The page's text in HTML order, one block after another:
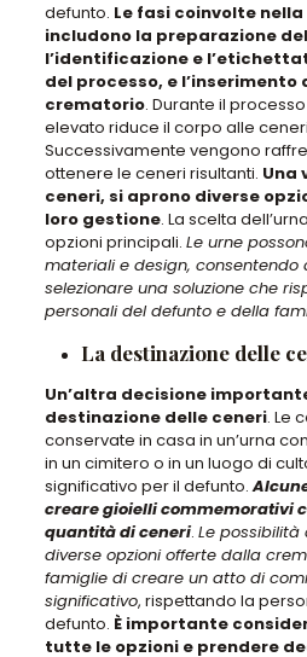
defunto. Le fasi coinvolte
includono la preparazione
l’identificazione e
del processo, e l’inserimento
crematorio. Durante il
elevato riduce il corpo alle
Successivamente vengono
ottenere le ceneri risultanti. Una
ceneri, si aprono diverse
loro gestione. La scelta
opzioni principali. Le urne
materiali e design, consentendo
selezionare una soluzione che
personali del defunto e della
La destinazione delle
Un’altra decisione
destinazione delle ceneri. Le
conservate in casa in un’urna
in un cimitero o in un luogo di
significativo per il defunto.
creare gioielli commemorativi
quantità di ceneri. Le possibilità
diverse opzioni offerte dalla
famiglie di creare un atto di
significativo, rispettando la
defunto. È importante
tutte le opzioni e prendere